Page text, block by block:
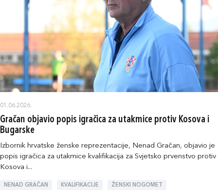
01.06.2026.
Gračan objavio popis igračica za utakmice protiv Kosova i
Bugarske
Izbornik hrvatske ženske reprezentacije, Nenad Gračan, objavio je
popis igračica za utakmice kvalifikacija za Svjetsko prvenstvo protiv
Kosova i...
NENAD GRAČAN KVALIFIKACIJE ŽENSKI NOGOMET